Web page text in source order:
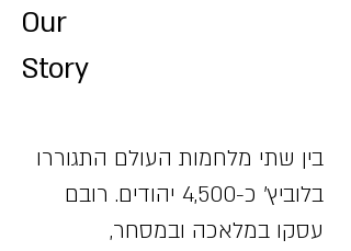
Our
Story
בין שתי מלחמות העולם התגוררו
בלוביץ' כ-4,500 יהודים. רובם
עסקו במלאכה ובמסחר,